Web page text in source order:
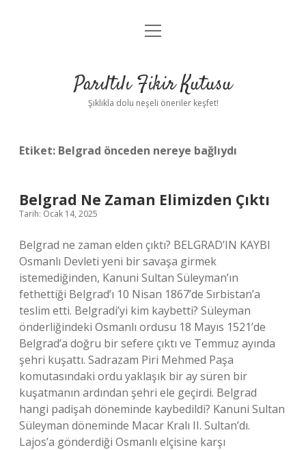
Anasayfa
Yasal Uyarı
menüyü
Parıltılı Fikir Kutusu
Şıklıkla dolu neşeli öneriler keşfet!
Etiket: Belgrad önceden nereye bağlıydı
Belgrad Ne Zaman Elimizden Çıktı
Tarih: Ocak 14, 2025
Belgrad ne zaman elden çıktı? BELGRAD’IN KAYBI
Osmanlı Devleti yeni bir savaşa girmek
istemediğinden, Kanuni Sultan Süleyman’ın
fethettiği Belgrad’ı 10 Nisan 1867’de Sırbistan’a
teslim etti. Belgradi’yi kim kaybetti? Süleyman
önderliğindeki Osmanlı ordusu 18 Mayıs 1521’de
Belgrad’a doğru bir sefere çıktı ve Temmuz ayında
şehri kuşattı. Sadrazam Piri Mehmed Paşa
komutasındaki ordu yaklaşık bir ay süren bir
kuşatmanın ardından şehri ele geçirdi. Belgrad
hangi padişah döneminde kaybedildi? Kanuni Sultan
Süleyman döneminde Macar Kralı II. Sultan’dı.
Lajos’a gönderdiği Osmanlı elçisine karşı